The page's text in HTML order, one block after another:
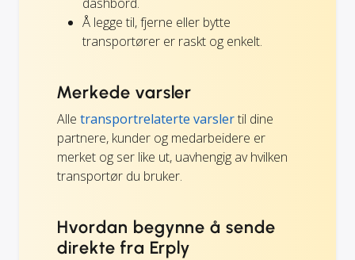
dashbord.
Å legge til, fjerne eller bytte
transportører er raskt og enkelt.
Merkede varsler
Alle transportrelaterte varslertil dine
partnere, kunder og medarbeidere er
merket og ser like ut, uavhengig av hvilken
transportør du bruker.
Hvordan begynne å sende
direkte fra Erply